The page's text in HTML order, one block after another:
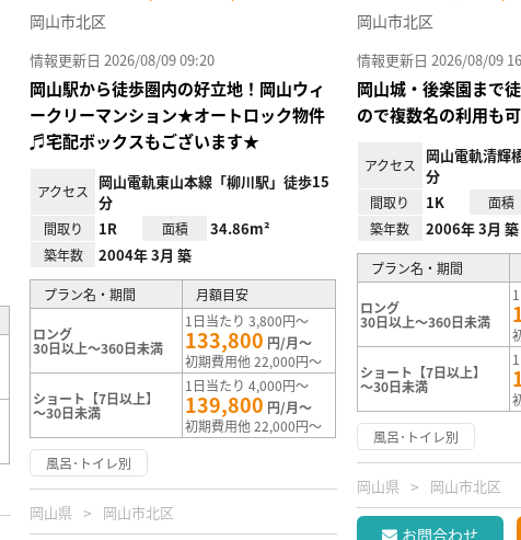
岡山市北区
情報更新日 2026/08/09 09:20
岡山駅から徒歩圏内の好立地！岡山ウィ
ークリーマンション★オートロック物件
♬宅配ボックスもございます★
アクセス
岡山電軌東山本線「柳川駅」徒歩15
分
間取り 1R 面積 34.86m²
築年数 2004年 3月 築
プラン名・期間 月額目安
ロング
30日以上～360日未満
1日当たり 3,800円～
133,800 円/月～
初期費用他 22,000円～
ショート【7日以上】
～30日未満
1日当たり 4,000円～
139,800 円/月～
初期費用他 22,000円～
風呂･トイレ別
岡山県 岡山市北区
岡山市北区
情報更新日 2026/08/09
岡山城・後楽園まで
ので複数名の利用も
アクセス
岡山電軌清輝
分
間取り 1K 面積
築年数 2006年 3月 築
プラン名・期間
ロング
30日以上～360日未満
ショート【7日以上】
～30日未満
風呂･トイレ別
岡山県 岡山市北区
お問合わせ